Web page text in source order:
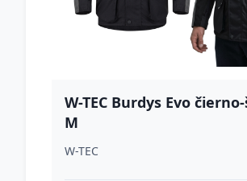
W-TEC Burdys Evo
M
W-TEC